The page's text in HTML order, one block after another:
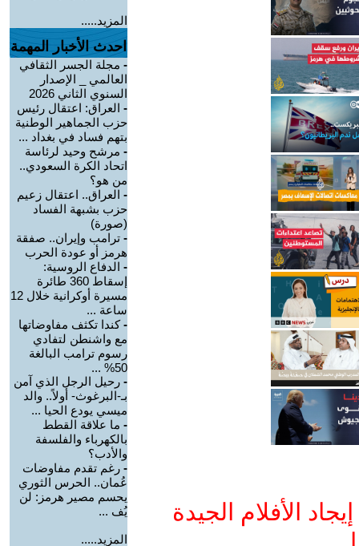
الأفلام الجيدة
المزيد.....
احدث الأخبار المهمة
- مجلة الجسر الثقافي
العالمي _ الإصدار
السنوي الثاني 2026
- العراق: اعتقال رئيس
حزب الجماهير الوطنية
بتهم فساد في بغداد ...
- مرشح وحيد لرئاسة
اتحاد الكرة السعودي..
من هو؟
- العراق.. اعتقال زعيم
حزب بشبهة الفساد
(صورة)
- ترامب وإيران.. صفقة
هرمز أو عودة الحرب
- الدفاع الروسية:
إسقاط 360 طائرة
مسيرة أوكرانية خلال 12
ساعة ...
-كندا تكثف مفاوضاتها
مع واشنطن لتفادي
رسوم ترامب البالغة
50% ...
- رحيل الرجل الذي آمن
بـ-البرغوث- أولاً.. والد
ميسي يودع الحيا ...
- ما علاقة القطط
بالكهرباء والفلسفة
والأدب؟
- رغم تقدم مفاوضات
عُمان.. الحرس الثوري
يحسم مصير هرمز: لن
يُف ...
المزيد.....